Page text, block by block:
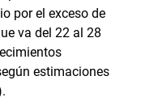
por el exceso de
va del 22 al 28
estimaciones